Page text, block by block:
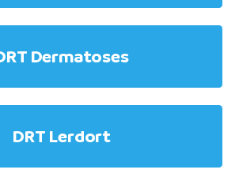
Dermatoses
DRT Lerdort